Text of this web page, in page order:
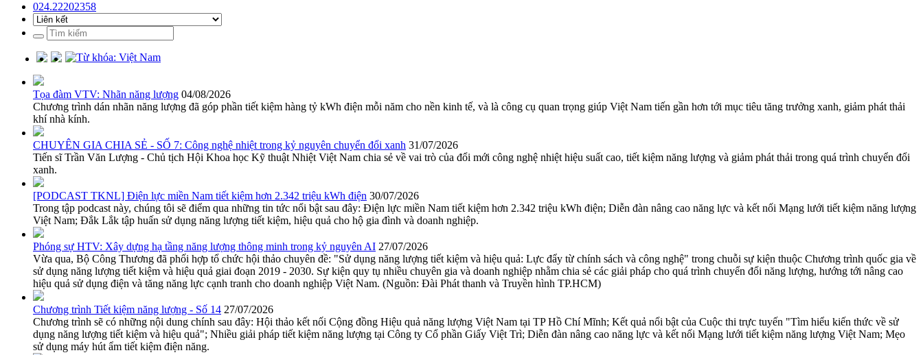
024.22202358
Từ khóa: Việt Nam
Tọa đàm VTV: Nhãn năng lượng 04/08/2026
Chương trình dán nhãn năng lượng đã góp phần tiết kiệm hàng tỷ kWh điện mỗi năm cho nền kinh tế, và là công cụ quan trọng giúp Việt Nam tiến gần hơn tới mục tiêu tăng trưởng xanh, giảm phát thải
khí nhà kính.
CHUYÊN GIA CHIA SẺ - SỐ 7: Công nghệ nhiệt trong kỷ nguyên chuyển đổi xanh 31/07/2026
Tiến sĩ Trần Văn Lượng - Chủ tịch Hội Khoa học Kỹ thuật Nhiệt Việt Nam chia sẻ về vai trò của đổi mới công nghệ nhiệt hiệu suất cao, tiết kiệm năng lượng và giảm phát thải trong quá trình chuyển đổi
xanh.
[PODCAST TKNL] Điện lực miền Nam tiết kiệm hơn 2.342 triệu kWh điện 30/07/2026
Trong tập podcast này, chúng tôi sẽ điểm qua những tin tức nổi bật sau đây: Điện lực miền Nam tiết kiệm hơn 2.342 triệu kWh điện; Diễn đàn nâng cao năng lực và kết nối Mạng lưới tiết kiệm năng lượng
Việt Nam; Đắk Lắk tập huấn sử dụng năng lượng tiết kiệm, hiệu quả cho hộ gia đình và doanh nghiệp.
Phóng sự HTV: Xây dựng hạ tầng năng lượng thông minh trong kỷ nguyên AI 27/07/2026
Vừa qua, Bộ Công Thương đã phối hợp tổ chức hội thảo chuyên đề: "Sử dụng năng lượng tiết kiệm và hiệu quả: Lực đẩy từ chính sách và công nghệ" trong chuỗi sự kiện thuộc Chương trình quốc gia về
sử dụng năng lượng tiết kiệm và hiệu quả giai đoạn 2019 - 2030. Sự kiện quy tụ nhiều chuyên gia và doanh nghiệp nhằm chia sẻ các giải pháp cho quá trình chuyển đổi năng lượng, hướng tới nâng cao
hiệu quả sử dụng điện và tăng năng lực cạnh tranh cho doanh nghiệp Việt Nam. (Nguồn: Đài Phát thanh và Truyền hình TP.HCM)
Chương trình Tiết kiệm năng lượng - Số 14 27/07/2026
Chương trình sẽ có những nội dung chính sau đây: Hội thảo kết nối Cộng đồng Hiệu quả năng lượng Việt Nam tại TP Hồ Chí Mĩnh; Kết quả nổi bật của Cuộc thi trực tuyến "Tìm hiểu kiến thức về sử
dụng năng lượng tiết kiệm và hiệu quả"; Nhiều giải pháp tiết kiệm năng lượng tại Công ty Cổ phần Giấy Việt Trì; Diễn đàn nâng cao năng lực và kết nối Mạng lưới tiết kiệm năng lượng Việt Nam; Mẹo
sử dụng máy hút ẩm tiết kiệm điện năng.